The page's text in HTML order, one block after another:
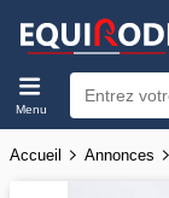
Menu
Accueil Annonces